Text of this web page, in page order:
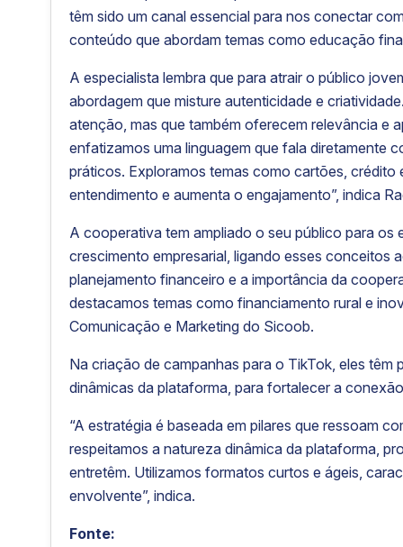
têm sido um canal essencial para nos conectar
conteúdo que abordam temas como educação
A especialista lembra que para atrair o público
abordagem que misture autenticidade e
atenção, mas que também oferecem relevância e
enfatizamos uma linguagem que fala diretamente
práticos. Exploramos temas como cartões,
entendimento e aumenta o engajamento”, indica
A cooperativa tem ampliado o seu público para
crescimento empresarial, ligando esses conceitos
planejamento financeiro e a importância da
destacamos temas como financiamento rural e
Comunicação e Marketing do Sicoob.
Na criação de campanhas para o TikTok, eles
dinâmicas da plataforma, para fortalecer a
“A estratégia é baseada em pilares que ressoam
respeitamos a natureza dinâmica da plataforma,
entretêm. Utilizamos formatos curtos e ágeis,
envolvente”, indica.
Fonte: